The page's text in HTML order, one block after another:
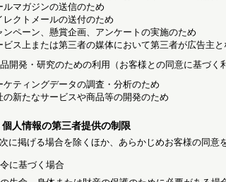
ルマガジンの送信のため
レクトメールの送付のため
ンペーン、懸賞企画、アンケートの実施のため
ビス上または第三者の媒体において第三者が広告主
品開発・研究のための利用（お客様との同意に基づく
ケティングデータの調査・分析のため
の新たなサービスや商品等の開発のため
人情報の第三者提供の制限
に掲げる場合を除くほか、あらかじめお客様の同意
令に基づく場合